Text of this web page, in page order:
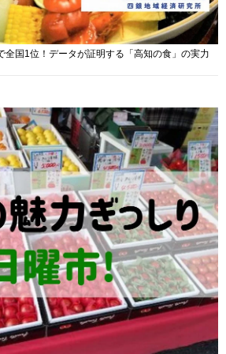
全国1位！データが証明する「高知の食」の実力